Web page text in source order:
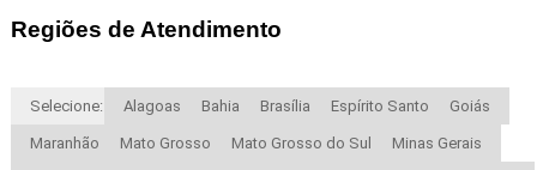
Regiões de Atendimento
Selecione: Alagoas Bahia Brasília Espírito Santo Goiás
Maranhão Mato Grosso Mato Grosso do Sul Minas Gerais